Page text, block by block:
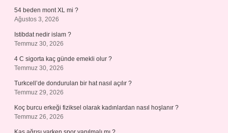
54 beden mont XL mi ?
Ağustos 3, 2026
Istibdat nedir islam ?
Temmuz 30, 2026
4 C sigorta kaç günde emekli olur ?
Temmuz 30, 2026
Turkcell’de dondurulan bir hat nasıl açılır ?
Temmuz 29, 2026
Koç burcu erkeği fiziksel olarak kadınlardan nasıl hoşlanır ?
Temmuz 26, 2026